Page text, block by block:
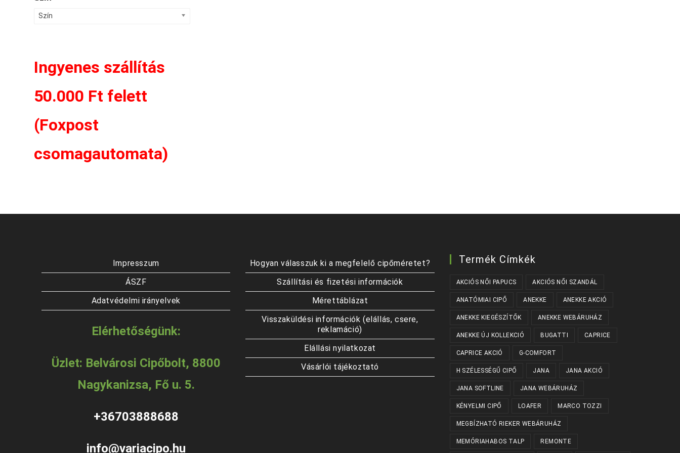
Szín
Ingyenes szállítás
50.000 Ft felett
(Foxpost
csomagautomata)
Impresszum
ÁSZF
Adatvédelmi irányelvek
Elérhetőségünk:
Üzlet: Belvárosi Cipőbolt, 8800
Nagykanizsa, Fő u. 5.
+36703888688
info@variacipo.hu
Hogyan válasszuk ki a megfelelő cipőméretet?
Szállítási és fizetési információk
Mérettáblázat
Visszaküldési információk (elállás, csere,
reklamáció)
Elállási nyilatkozat
Vásárlói tájékoztató
Termék Címkék
AKCIÓS NŐI PAPUCS AKCIÓS NŐI SZANDÁL
ANATÓMIAI CIPŐ ANEKKE ANEKKE AKCIÓ
ANEKKE KIEGÉSZÍTŐK ANEKKE WEBÁRUHÁZ
ANEKKE ÚJ KOLLEKCIÓ BUGATTI CAPRICE
CAPRICE AKCIÓ G-COMFORT
H SZÉLESSÉGŰ CIPŐ JANA JANA AKCIÓ
JANA SOFTLINE JANA WEBÁRUHÁZ
KÉNYELMI CIPŐ LOAFER MARCO TOZZI
MEGBÍZHATÓ RIEKER WEBÁRUHÁZ
MEMÓRIAHABOS TALP REMONTE